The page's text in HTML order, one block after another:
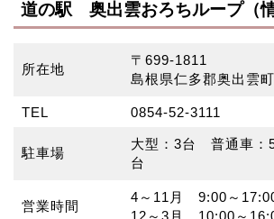
道の駅 奥出雲おろちループ（情
所在地
〒699-1811
島根県仁多郡奥出雲
TEL 0854-52-3111
駐車場
大型：3台 普通車：
台
営業時間
4～11月 9:00～
12～3月 10:00～